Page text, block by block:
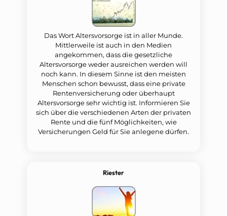
Das Wort Altersvorsorge ist in aller Munde.
Mittlerweile ist auch in den Medien
angekommen, dass die gesetzliche
Altersvorsorge weder ausreichen werden will
noch kann. In diesem Sinne ist den meisten
Menschen schon bewusst, dass eine private
Rentenversicherung oder überhaupt
Altersvorsorge sehr wichtig ist. Informieren Sie
sich über die verschiedenen Arten der privaten
Rente und die fünf Möglichkeiten, wie
Versicherungen Geld für Sie anlegene dürfen.
Riester